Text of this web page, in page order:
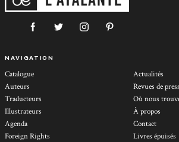
NAVIGATION
Catalogue
Auteurs
Traducteurs
Illustrateurs
Agenda
Foreign Rights
Actualités
Revues de
Où nous
À propos
Contact
Livres épuisés